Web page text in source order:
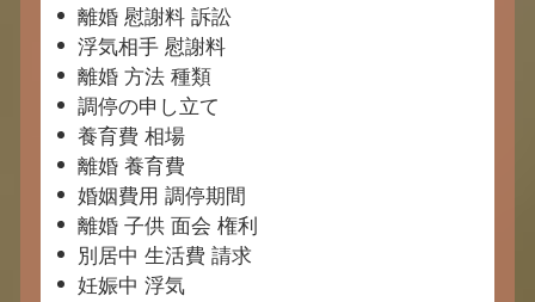
離婚 慰謝料 訴訟
浮気相手 慰謝料
離婚 方法 種類
調停の申し立て
養育費 相場
離婚 養育費
婚姻費用 調停期間
離婚 子供 面会 権利
別居中 生活費 請求
妊娠中 浮気